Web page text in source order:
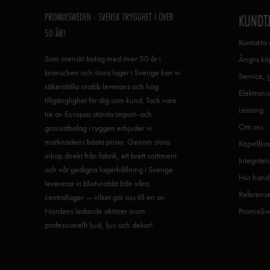
PROMIXSWEDEN - SVENSK TRYGGHET I ÖVER
50 ÅR!
Som svenskt bolag med över 50 år i
branschen och stora lager i Sverige kan vi
säkerställa snabb leverans och hög
tillgänglighet för dig som kund. Tack vare
tre av Europas största import- och
grossistbolag i ryggen erbjuder vi
marknadens bästa priser. Genom stora
inköp direkt från fabrik, ett brett sortiment
och vår gedigna lagerhållning i Sverige
levererar vi blixtsnabbt från våra
centrallager — vilket gör oss till en av
Nordens ledande aktörer inom
professionellt ljud, ljus och dekor!
Kontakta
Ångra
Service,
Leasing
Om oss
Hur